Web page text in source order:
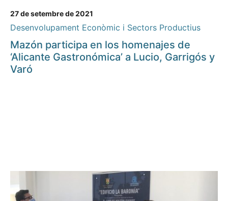
27 de setembre de 2021
Desenvolupament Econòmic i Sectors Productius
Mazón participa en los homenajes de
‘Alicante Gastronómica’ a Lucio, Garrigós y
Varó